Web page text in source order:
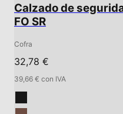
Calzado de
FO SR
Cofra
32,78 €
39,66 € con IVA